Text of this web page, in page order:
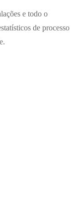
e todo o
de processo